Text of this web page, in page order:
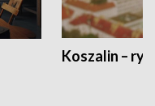
Koszalin –